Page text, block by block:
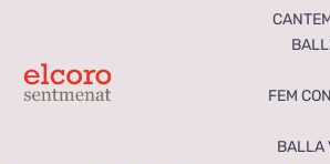
content
Toggle
FEM
BALLA